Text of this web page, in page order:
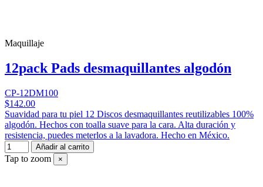
Maquillaje
12pack Pads desmaquillantes algodón
CP-12DM100
$142.00
Suavidad para tu piel 12 Discos desmaquillantes reutilizables 100%
algodón. Hechos con toalla suave para la cara. Alta duración y
resistencia, puedes meterlos a la lavadora. Hecho en México.
Añadir al carrito
Tap to zoom ×